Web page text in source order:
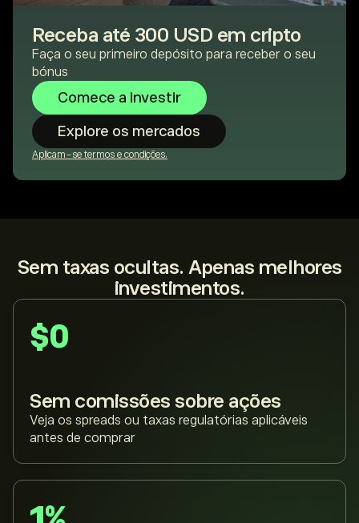
Receba até 300 USD em cripto
Faça o seu primeiro depósito para receber o seu
bónus
Comece a investir
Explore os mercados
Aplicam-se termos e condições.
Sem taxas ocultas. Apenas melhores
investimentos.
$0
Sem comissões sobre ações
Veja os spreads ou taxas regulatórias aplicáveis
antes de comprar